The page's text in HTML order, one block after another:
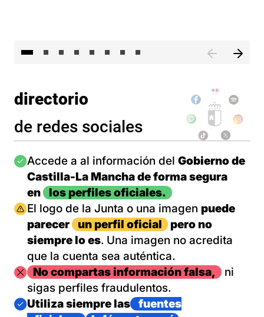
directorio
de redes sociales
Imagen
Accede a al información del Gobierno de
Castilla-La Mancha de forma segura
en
los perfiles oficiales.
Imagen
El logo de la Junta o una imagen puede
parecer
un perfil oficial
pero no
siempre lo es. Una imagen no acredita
que la cuenta sea auténtica.
ImagenNo compartas información falsa,
ni
sigas perfiles fraudulentos.
Imagen
Utiliza siempre las
fuentes